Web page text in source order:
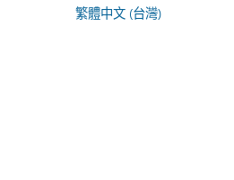
繁體中文 (台灣)